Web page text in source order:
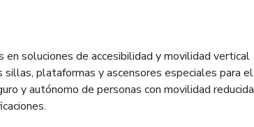
en soluciones de accesibilidad y movilidad vertical
sillas, plataformas y ascensores especiales para el
y autónomo de personas con movilidad reducida